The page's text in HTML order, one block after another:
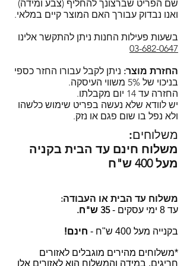
מכסה פתוח), להקפיא ולנקות במדיח
כלים (רצוי במדף העליון).
רוצים לדעת למה ביותר ממאה
מדינות ברחבי העולם בוחרים
בקופסאות המזון של לוק אנד לוק?
הקליקו!
הסדרה הקלאסית המחולקת של לוק
אנד לוק - Lock and Lock Classic
Divider.
בצ'אט דרך האתר, מומלץ לחכות
מספר דקות למענה או לחילופין
להשאיר פרטים כדי שנוכל ליצור קשר
בחזרה.
עדכונים על מבצעים, מוצרים חדשים
ועוד!
שם הפריט שברצונך להחליף (צבע ומידה)
ואנו נבדוק עבורך האם המוצר קיים במלאי.
בשעות פעילות החנות ניתן להתקשר אלינו
03-682-0647
החזרת מוצר: ניתן לקבל עבורו החזר כספי
בניכוי של 5% משווי העיסקה.
החזרה עד 14 יום מקבלתו.
יש לוודא שלא נעשה בפריט שימוש כלשהו
ולא נפל בו שום פגם או נזק.
משלוחים:
משלוח חינם עד הבית בקניה
מעל 400 ש"ח
משלוח עד הבית או העבודה:
עד 8 ימי עסקים - 35 ש"ח.
בקנייה מעל 400 ש"ח - חינם!
*משלוחים מהירים מוגבלים לאזורים
חריגים, במידה והמשלוח הוא לאזורים אלו